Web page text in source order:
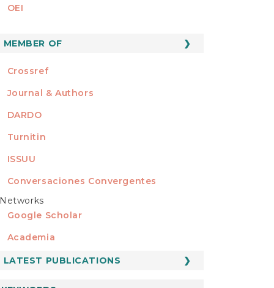
OEI
MEMBER OF
Crossref
Journal & Authors
DARDO
Turnitin
ISSUU
Conversaciones Convergentes
REDES
Google Scholar
Academia
LATEST PUBLICATIONS